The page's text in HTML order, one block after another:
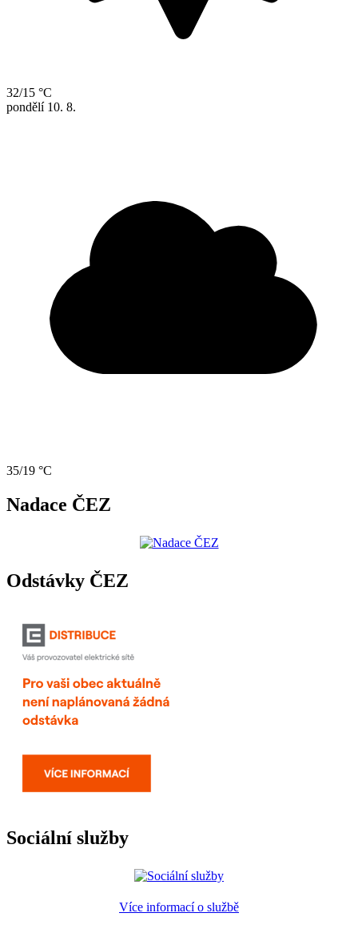
32/15 °C
pondělí 10. 8.
35/19 °C
Nadace ČEZ
Odstávky ČEZ
Sociální služby
Více informací o službě